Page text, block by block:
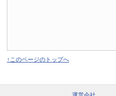
↑このページのトップへ